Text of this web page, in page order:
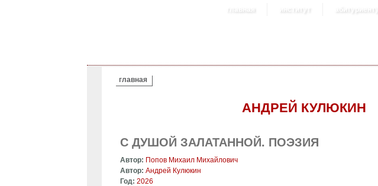
главная институт абитуриенту
ВЫ ЗДЕСЬ
главная
АНДРЕЙ КУЛЮКИН
С ДУШОЙ ЗАЛАТАННОЙ. ПОЭЗИЯ
Автор: Попов Михаил Михайлович
Автор: Андрей Кулюкин
Год: 2026